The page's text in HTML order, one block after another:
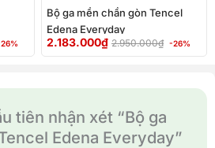
1.872.000₫.
Bộ ga mền chần gòn Tencel
Edena Everyday
2.950.000₫
2.183.000₫
là:
-26%
tiên nhận xét “Bộ ga
Edena Everyday”